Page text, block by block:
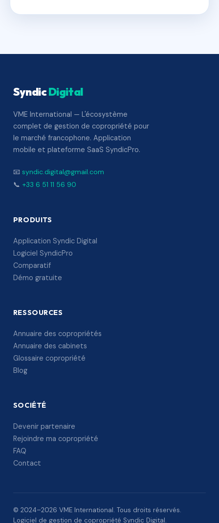
SyndicDigital
VME International — L'écosystème
complet de gestion de copropriété pour
le marché francophone. Application
mobile et plateforme SaaS SyndicPro.
📧 syndic.digital@gmail.com
📞 +33 6 51 11 56 90
PRODUITS
Application Syndic Digital
Logiciel SyndicPro
Comparatif
Démo gratuite
RESSOURCES
Annuaire des copropriétés
Annuaire des cabinets
Glossaire copropriété
Blog
SOCIÉTÉ
Devenir partenaire
Rejoindre ma copropriété
FAQ
Contact
© 2024–2026 VME International. Tous droits réservés.
Logiciel de gestion de copropriété Syndic Digital.